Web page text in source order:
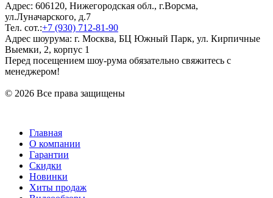
Адрес: 606120, Нижегородская обл., г.Ворсма,
ул.Луначарского, д.7
Тел. сот.:+7 (930) 712-81-90
Адрес шоурума: г. Москва, БЦ Южный Парк, ул. Кирпичные
Выемки, 2, корпус 1
Перед посещением шоу-рума обязательно свяжитесь с
менеджером!
© 2026 Все права защищены
Главная
О компании
Гарантии
Скидки
Новинки
Хиты продаж